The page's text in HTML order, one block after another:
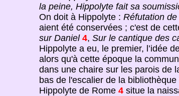
la peine, Hippolyte fait sa
On doit à Hippolyte : Réfutation
aient été conservées ; c'est de
sur Daniel4, Sur le cantique des
Hippolyte a eu, le premier, l’idée
alors qu'à cette époque la
dans une chaire sur les parois de
bas de l'escalier de la
Hippolyte de Rome 4situe la